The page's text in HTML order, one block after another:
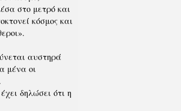
στο μετρό και
κόσμος και
αυστηρά
μένα οι
δηλώσει ότι η